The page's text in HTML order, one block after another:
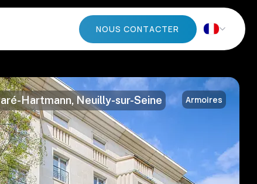
NOUS CONTACTER
Hartmann, Neuilly-sur-Seine Armoires